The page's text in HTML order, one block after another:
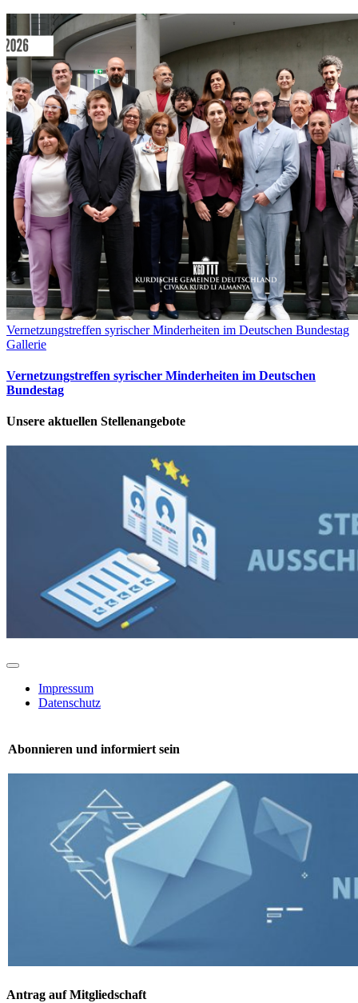
Vernetzungstreffen syrischer Minderheiten im Deutschen Bundestag
Gallerie
Vernetzungstreffen syrischer Minderheiten im Deutschen
Bundestag
Unsere aktuellen Stellenangebote
Toggle
NavigationImpressum
Datenschutz
Abonnieren und informiert sein
Antrag auf Mitgliedschaft